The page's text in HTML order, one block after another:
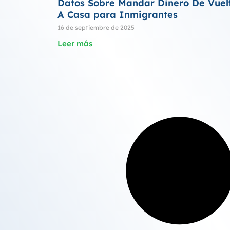
Datos Sobre Mandar Dinero De
A Casa para Inmigrantes
16 de septiembre de 2025
Leer más